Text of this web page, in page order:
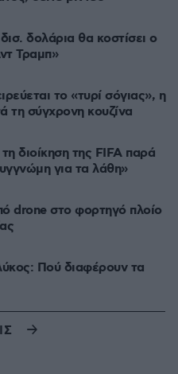
δολάρια θα κοστίσει ο
Τραμπ»
το «τυρί σόγιας», η
τη σύγχρονη κουζίνα
διοίκηση της FIFA παρά
για τα λάθη»
drone στο φορτηγό πλοίο
Πού διαφέρουν τα